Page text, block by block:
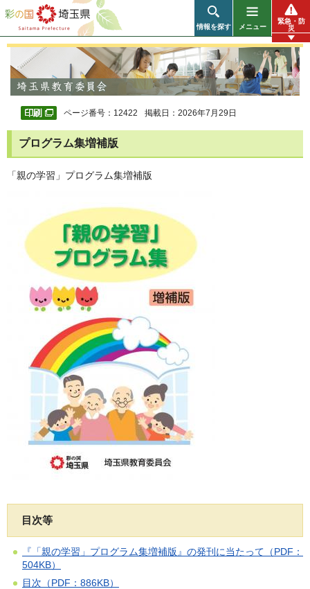
彩の国 埼玉県
情報を探す メニュー
緊急・防
災
ページ番号：12422 掲載日：2026年7月29日
プログラム集増補版
「親の学習」プログラム集増補版
目次等
『「親の学習」プログラム集増補版』の発刊に当たって（PDF：
504KB）
目次（PDF：886KB）